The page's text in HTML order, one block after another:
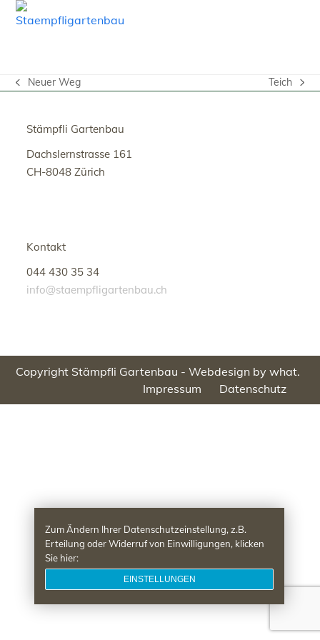
SkipOpen
Close
vorheriger
Neuer Weg
Nächster
Teich
Stämpfli Gartenbau
Dachslernstrasse 161
CH-8048 Zürich
Kontakt
044 430 35 34
info@staempfligartenbau.ch
Copyright Stämpfli Gartenbau -Webdesign by what.
Datenschutz
Impressum
Zum Ändern Ihrer Datenschutzeinstellung, z.B.
Erteilung oder Widerruf von Einwilligungen, klicken
Sie hier:
EINSTELLUNGEN